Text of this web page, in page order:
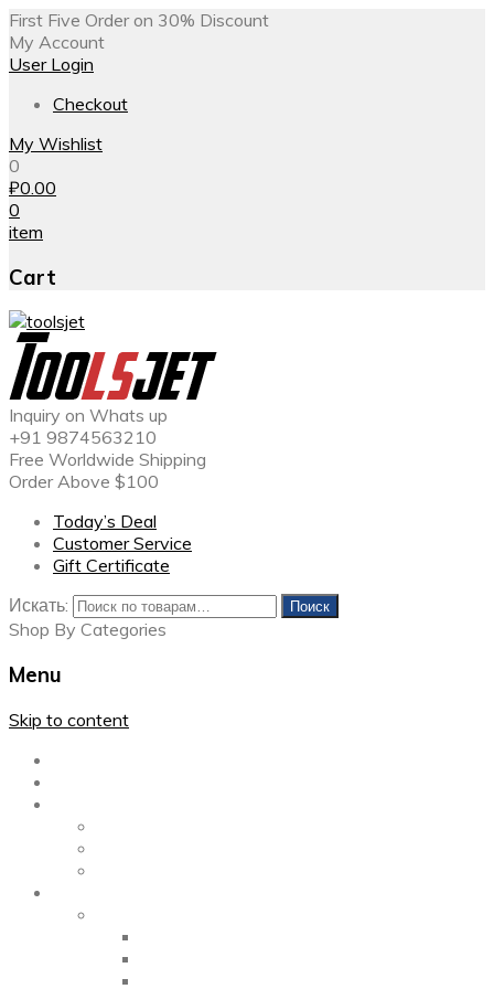
First Five Order on 30% Discount
My Account
User Login
Checkout
My Wishlist
0
₽0.00
0
item
Cart
Inquiry on Whats up
+91 9874563210
Free Worldwide Shipping
Order Above $100
Today’s Deal
Customer Service
Gift Certificate
Искать:
Поиск
Shop By Categories
Menu
Skip to content